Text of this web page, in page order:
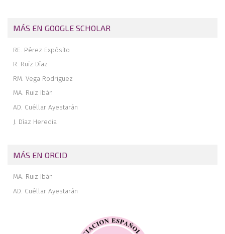
MÁS EN GOOGLE SCHOLAR
RE. Pérez Expósito
R. Ruiz Díaz
RM. Vega Rodríguez
MA. Ruiz Ibán
AD. Cuéllar Ayestarán
J. Díaz Heredia
MÁS EN ORCID
MA. Ruiz Ibán
AD. Cuéllar Ayestarán